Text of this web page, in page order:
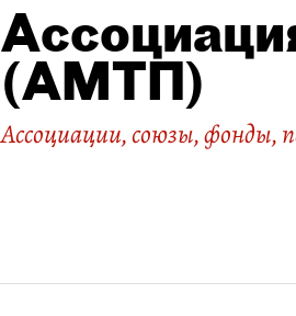
(АМТП)
Ассоциации, союзы, фонды,